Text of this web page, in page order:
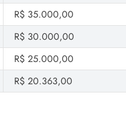
R$ 35.000,00
R$ 30.000,00
R$ 25.000,00
R$ 20.363,00